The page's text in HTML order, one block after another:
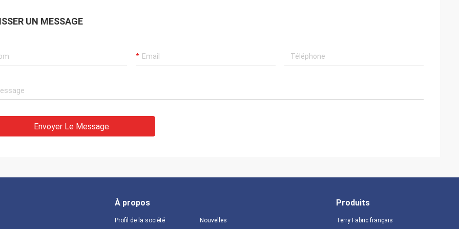
UN MESSAGE
Envoyer Le Message
À propos
Profil de la société Nouvelles
Produits
Terry Fabric français